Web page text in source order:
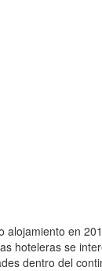
alojamiento en
hoteleras se
dentro del